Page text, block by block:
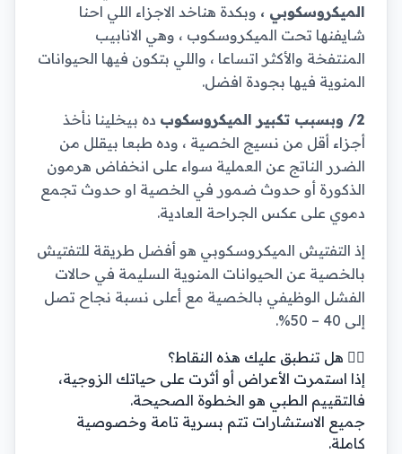
الميكروسكوبي ، وبكدة هناخد الاجزاء اللي احنا
شايفنها تحت الميكروسكوب ، وهي الانابيب
المنتفخة والأكثر اتساعا ، واللي بتكون فيها الحيوانات
المنوية فيها بجودة افضل.
2/ وبسبب تكبير الميكروسكوب
ده بيخلينا نأخذ
أجزاء أقل من نسيج الخصية ، وده طبعا بيقلل من
الضرر الناتج عن العملية سواء على انخفاض هرمون
الذكورة أو حدوث ضمور في الخصية او حدوث تجمع
دموي على عكس الجراحة العادية.
إذ التفتيش الميكروسكوبي هو أفضل طريقة للتفتيش
بالخصية عن الحيوانات المنوية السليمة في حالات
الفشل الوظيفي بالخصية مع أعلى نسبة نجاح تصل
إلى 40 – 50%.
👨‍⚕️ هل تنطبق عليك هذه النقاط؟
إذا استمرت الأعراض أو أثرت على حياتك الزوجية،
فالتقييم الطبي هو الخطوة الصحيحة.
جميع الاستشارات تتم بسرية تامة وخصوصية
كاملة.